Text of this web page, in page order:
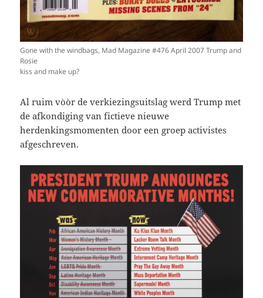
Gone with the windbags, Mad Magazine #476 April 2007 Trump and
Rosie
kiss and make up?
Al ruim vòòr de verkiezingsuitslag werd Trump met
de afkondiging van fictieve nieuwe
herdenkingsmomenten door een groep activistes
afgeschreven.